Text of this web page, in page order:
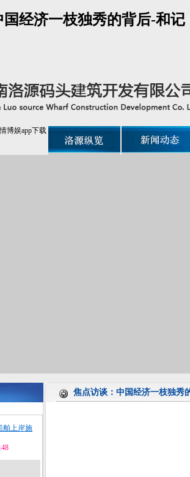
经济一枝独秀的背后-和记
博娱app下载
焦点访谈：中国经济一枝独秀
舶上岸施